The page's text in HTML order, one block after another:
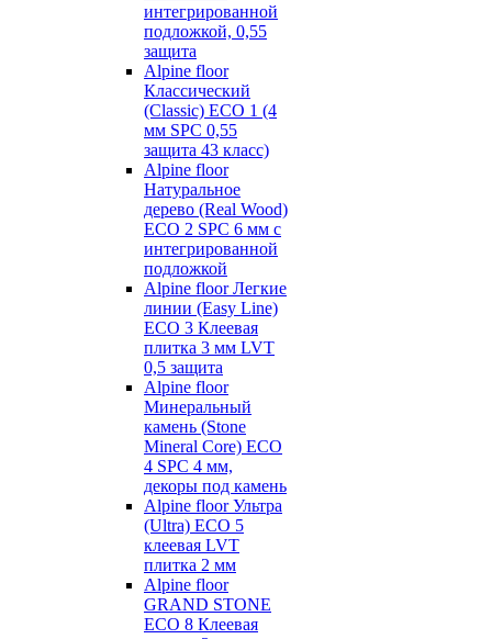
интегрированной
подложкой, 0,55
защита
Alpine floor
Классический
(Classic) ECO 1 (4
мм SPC 0,55
защита 43 класс)
Alpine floor
Натуральное
дерево (Real Wood)
ECO 2 SPC 6 мм с
интегрированной
подложкой
Alpine floor Легкие
линии (Easy Line)
ECO 3 Клеевая
плитка 3 мм LVT
0,5 защита
Alpine floor
Минеральный
камень (Stone
Mineral Core) ECO
4 SPC 4 мм,
декоры под камень
Alpine floor Ультра
(Ultra) ECO 5
клеевая LVT
плитка 2 мм
Alpine floor
GRAND STONE
ECO 8 Клеевая